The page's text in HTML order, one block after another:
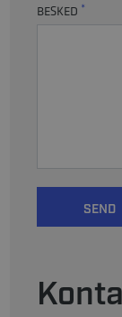
BESKED *